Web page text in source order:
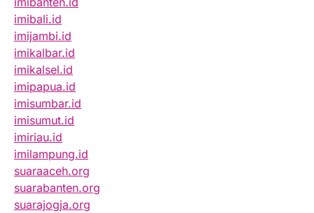
imibali.id
imijambi.id
imikalbar.id
imikalsel.id
imipapua.id
imisumbar.id
imisumut.id
imiriau.id
imilampung.id
suaraaceh.org
suarabanten.org
suarajogja.org